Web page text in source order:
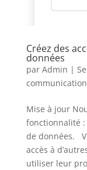
Créez des
données
par Admin |
Mise à jour
fonctionnalité :
de données.
accès à
utiliser leur